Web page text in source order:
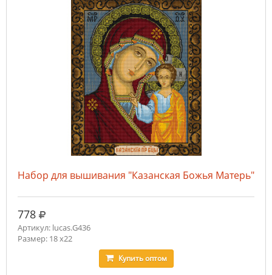
Набор для вышивания "Казанская Божья Матерь"
778 руб.
Артикул: lucas.G436
Размер: 18 x22
Купитьоптом